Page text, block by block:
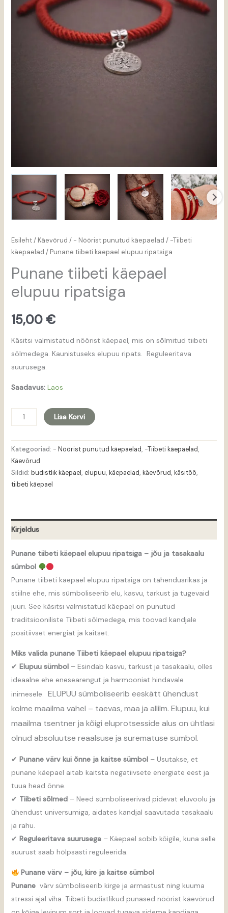
Esileht/ Käevõrud / - Nöörist punutud käepaelad / -Tiibeti
käepaelad / Punane tiibeti käepael elupuu ripatsiga
Punane tiibeti käepael
elupuu ripatsiga
15,00 €
Käsitsi valmistatud nöörist käepael, mis on sõlmitud tiibeti
sõlmedega. Kaunistuseks elupuu ripats. Reguleeritava
suurusega.
Saadavus: Laos
Lisa Korvi
Kategooriad: - Nöörist punutud käepaelad, -Tiibeti käepaelad,
Käevõrud
Sildid: budistlik käepael, elupuu, käepaelad, käevõrud, käsitöö,
tiibeti käepael
Kirjeldus
Punane tiibeti käepael elupuu ripatsiga – jõu ja tasakaalu
sümbol
Punane tiibeti käepael elupuu ripatsiga on tähendusrikas ja
stiilne ehe, mis sümboliseerib elu, kasvu, tarkust ja tugevaid
juuri. See käsitsi valmistatud käepael on punutud
traditsiooniliste Tiibeti sõlmedega, mis toovad kandjale
positiivset energiat ja kaitset.
Miks valida punane Tiibeti käepael elupuu ripatsiga?
✔ Elupuu sümbol– Esindab kasvu, tarkust ja tasakaalu, olles
ideaalne ehe enesearengut ja harmooniat hindavale
inimesele. ELUPUU sümboliseerib eeskätt ühendust
kolme maailma vahel – taevas, maa ja allilm. Elupuu, kui
maailma tsentner ja kõigi eluprotsesside alus on ühtlasi
olnud absoluutse reaalsuse ja surematuse sümbol.
✔ Punane värv kui õnne ja kaitse sümbol– Usutakse, et
punane käepael aitab kaitsta negatiivsete energiate eest ja
tuua head õnne.
✔ Tiibeti sõlmed– Need sümboliseerivad pidevat eluvoolu ja
ühendust universumiga, aidates kandjal saavutada tasakaalu
ja rahu.
✔ Reguleeritava suurusega– Käepael sobib kõigile, kuna selle
suurust saab hõlpsasti reguleerida.
Punane värv – jõu, kire ja kaitse sümbol
Punane värv sümboliseerib kirge ja armastust ning kuuma
stressi ajal viha. Tiibeti budistlikud punased nöörist käevõrud